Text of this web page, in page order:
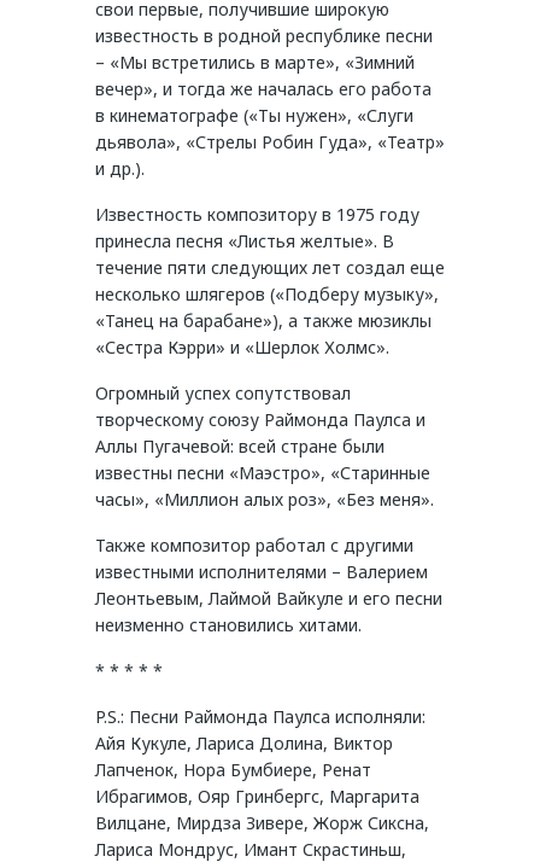
свои первые, получившие широкую
известность в родной республике песни
– «Мы встретились в марте», «Зимний
вечер», и тогда же началась его работа
в кинематографе («Ты нужен», «Слуги
дьявола», «Стрелы Робин Гуда», «Театр»
и др.).
Известность композитору в 1975 году
принесла песня «Листья желтые». В
течение пяти следующих лет создал еще
несколько шлягеров («Подберу музыку»,
«Танец на барабане»), а также мюзиклы
«Сестра Кэрри» и «Шерлок Холмс».
Огромный успех сопутствовал
творческому союзу Раймонда Паулса и
Аллы Пугачевой: всей стране были
известны песни «Маэстро», «Старинные
часы», «Миллион алых роз», «Без меня».
Также композитор работал с другими
известными исполнителями – Валерием
Леонтьевым, Лаймой Вайкуле и его песни
неизменно становились хитами.
* * * * *
P.S.: Песни Раймонда Паулса исполняли:
Айя Кукуле, Лариса Долина, Виктор
Лапченок, Нора Бумбиере, Ренат
Ибрагимов, Ояр Гринбергс, Маргарита
Вилцане, Мирдза Зивере, Жорж Сиксна,
Лариса Мондрус, Имант Скрастиньш,